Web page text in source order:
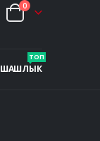
0
ШАШЛЫК
ТОП